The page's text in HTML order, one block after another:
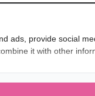
ads, provide social
it with other